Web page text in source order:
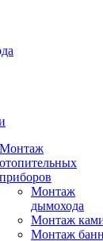
Монтаж
отопительных
приборов
Монтаж
дымохода
Монтаж
Монтаж